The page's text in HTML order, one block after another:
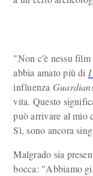
"Non c'è nessu film
abbia amato più di
influenza
vita. Questo
può arrivare al mio
Sì, sono ancora
Malgrado sia
bocca: "Abbiamo